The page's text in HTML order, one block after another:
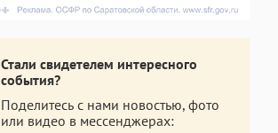
Стали свидетелем интересного
события?
Поделитесь с нами новостью, фото
или видео в мессенджерах: